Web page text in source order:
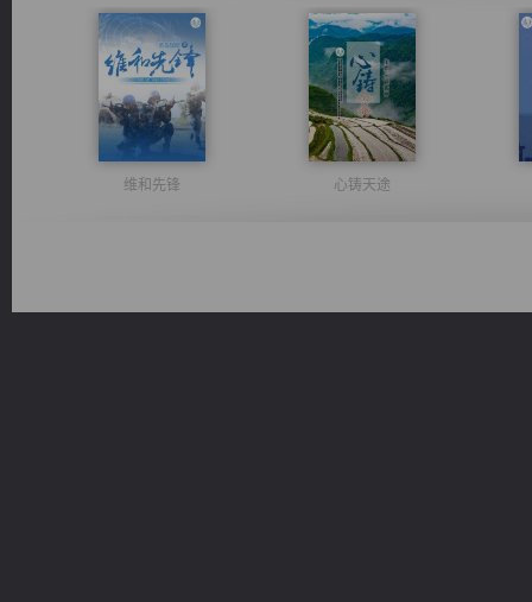
维和先锋 心铸天途